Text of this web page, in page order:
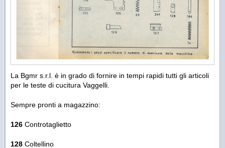
La Bgmr s.r.l. è in grado di fornire in tempi rapidi tutti gli articoli
per le teste di cucitura Vaggelli.
Sempre pronti a magazzino:
126 Controtaglietto
128 Coltellino